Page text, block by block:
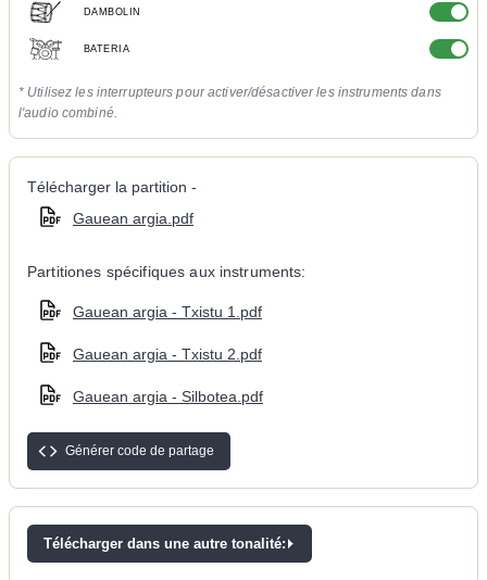
DAMBOLIN
BATERIA
* Utilisez les interrupteurs pour activer/désactiver les instruments dans
l'audio combiné.
Télécharger la partition -
Gauean argia.pdf
Partitiones spécifiques aux instruments:
Gauean argia - Txistu 1.pdf
Gauean argia - Txistu 2.pdf
Gauean argia - Silbotea.pdf
Générer code de partage
Télécharger dans une autre tonalité: